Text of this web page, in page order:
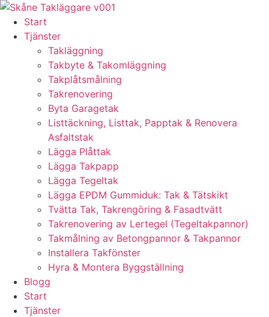
Skip
content
Start
Tjänster
Takläggning
Takbyte & Takomläggning
Takplåtsmålning
Takrenovering
Byta Garagetak
Listtäckning, Listtak, Papptak & Renovera
Asfaltstak
Lägga Plåttak
Lägga Takpapp
Lägga Tegeltak
Lägga EPDM Gummiduk: Tak & Tätskikt
Tvätta Tak, Takrengöring & Fasadtvätt
Takrenovering av Lertegel (Tegeltakpannor)
Takmålning av Betongpannor & Takpannor
Installera Takfönster
Hyra & Montera Byggställning
Blogg
Start
Tjänster